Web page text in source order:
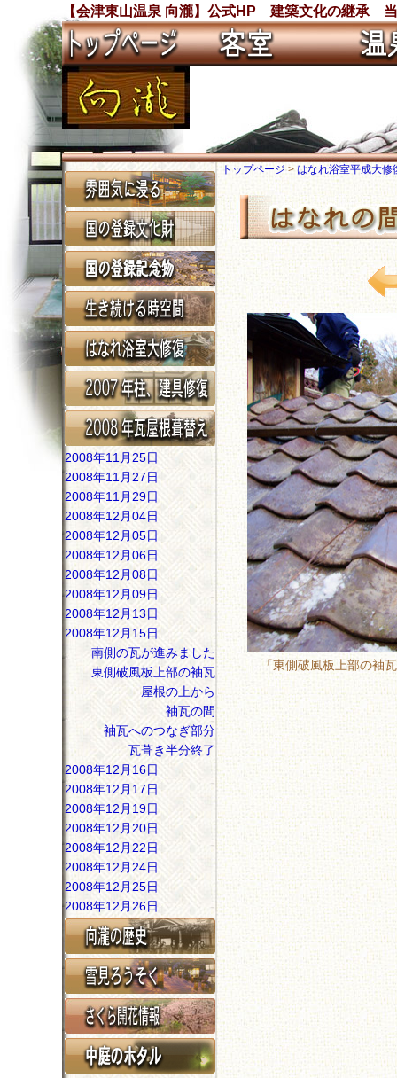
【会津東山温泉 向瀧】公式HP 建築文化の継承
2008年11月25日
2008年11月27日
2008年11月29日
2008年12月04日
2008年12月05日
2008年12月06日
2008年12月08日
2008年12月09日
2008年12月13日
2008年12月15日
南側の瓦が進みました
東側破風板上部の袖瓦
屋根の上から
袖瓦の間
袖瓦へのつなぎ部分
瓦葺き半分終了
2008年12月16日
2008年12月17日
2008年12月19日
2008年12月20日
2008年12月22日
2008年12月24日
2008年12月25日
2008年12月26日
トップページ> はなれ浴室平成大修
「東側破風板上部の袖